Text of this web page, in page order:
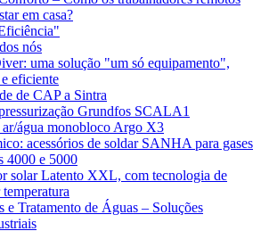
em casa?
nós
uma solução "um só equipamento",
eficiente
de CAP a Sintra
Grundfos SCALA1
água monobloco Argo X3
acessórios de soldar SANHA para gases
4000 e 5000
solar Latento XXL, com tecnologia de
e Tratamento de Águas – Soluções